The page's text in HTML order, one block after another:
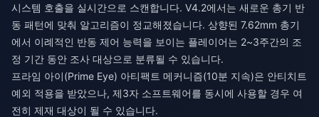
시스템 호출을 실시간으로 스캔합니다. V4.2에서는 새로운 총기 반
동 패턴에 맞춰 알고리즘이 정교해졌습니다. 상향된 7.62mm 총기
에서 이례적인 반동 제어 능력을 보이는 플레이어는 2~3주간의 조
정 기간 동안 조사 대상으로 분류될 수 있습니다.
프라임 아이(Prime Eye) 아티팩트 메커니즘(10분 지속)은 안티치트
예외 적용을 받았으나, 제3자 소프트웨어를 동시에 사용할 경우 여
전히 제재 대상이 될 수 있습니다.